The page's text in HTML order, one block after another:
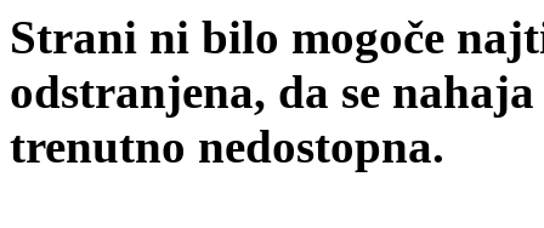
Strani ni bilo mogoče
odstranjena, da se
trenutno nedostopna.